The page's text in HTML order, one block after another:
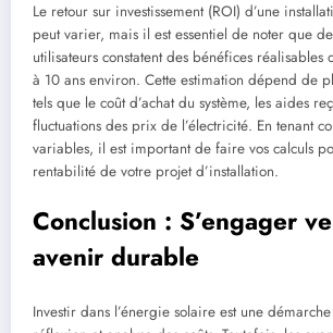
Le retour sur investissement (ROI) d’une
peut varier, mais il est essentiel de noter que
utilisateurs constatent des bénéfices
à 10 ans environ. Cette estimation dépend de
tels que le coût d’achat du système, les aides
fluctuations des prix de l’électricité. En tenant
variables, il est important de faire vos calculs
rentabilité de votre projet d’installation.
Conclusion : S’engager
avenir durable
Investir dans l’énergie solaire est une